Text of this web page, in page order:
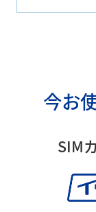
今お
SIM